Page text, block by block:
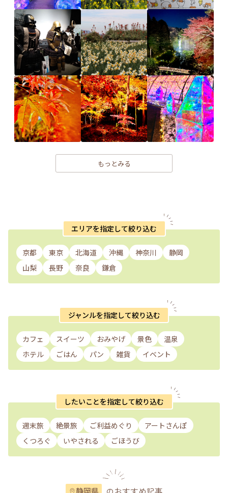
もっとみる
エリアを指定して絞り込む
京都 東京 北海道 沖縄 神奈川
静岡
山梨
長野 奈良 鎌倉
ジャンルを指定して絞り込む
カフェ スイーツ おみやげ 景色
温泉
ホテル
ごはん パン 雑貨 イベント
したいことを指定して絞り込む
週末旅 絶景旅 ご利益めぐり
アートさんぽ
くつろぐ
いやされる ごほうび
静岡県